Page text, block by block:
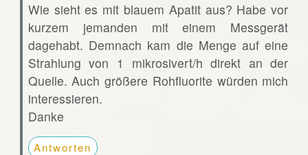
Wie sieht es mit blauem Apatit aus? Habe vor
kurzem jemanden mit einem Messgerät
dagehabt. Demnach kam die Menge auf eine
Strahlung von 1 mikrosivert/h direkt an der
Quelle. Auch größere Rohfluorite würden mich
interessieren.
Danke
Antworten